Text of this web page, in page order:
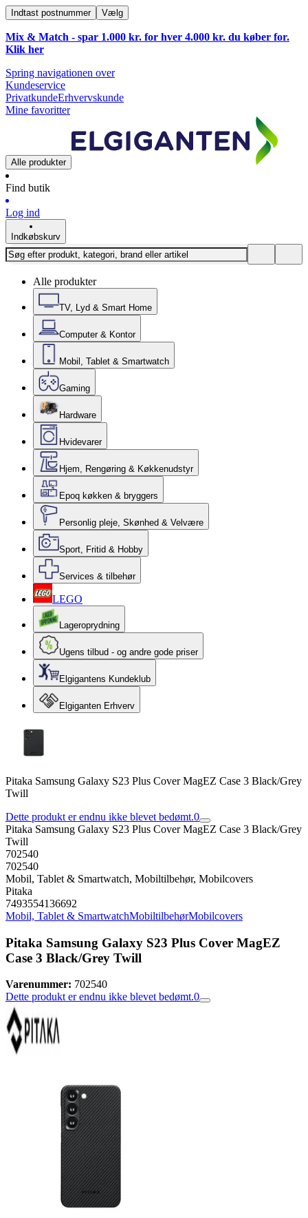
Indtast postnummer Vælg
Mix & Match - spar 1.000 kr. for hver 4.000 kr. du køber for.
Klik her
Spring navigationen over
Kundeservice
PrivatkundeErhvervskunde
Mine favoritter
Alle produkter
Find butik
Log ind
Indkøbskurv
Alle produkter
TV, Lyd & Smart Home
Computer & Kontor
Mobil, Tablet & Smartwatch
Gaming
Hardware
Hvidevarer
Hjem, Rengøring & Køkkenudstyr
Epoq køkken & bryggers
Personlig pleje, Skønhed & Velvære
Sport, Fritid & Hobby
Services & tilbehør
LEGO
Lageroprydning
Ugens tilbud - og andre gode priser
Elgigantens Kundeklub
Elgiganten Erhverv
Pitaka Samsung Galaxy S23 Plus Cover MagEZ Case 3 Black/Grey
Twill
Dette produkt er endnu ikke blevet bedømt.0
Pitaka Samsung Galaxy S23 Plus Cover MagEZ Case 3 Black/Grey
Twill
702540
702540
Mobil, Tablet & Smartwatch, Mobiltilbehør, Mobilcovers
Pitaka
7493554136692
Mobil, Tablet & SmartwatchMobiltilbehørMobilcovers
Pitaka Samsung Galaxy S23 Plus Cover MagEZ
Case 3 Black/Grey Twill
Varenummer: 702540
Dette produkt er endnu ikke blevet bedømt.0